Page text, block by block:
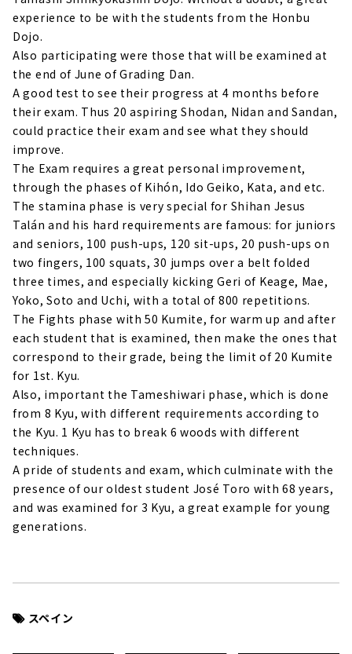
experience to be with the students from the Honbu
Dojo.
Also participating were those that will be examined at
the end of June of Grading Dan.
A good test to see their progress at 4 months before
their exam. Thus 20 aspiring Shodan, Nidan and Sandan,
could practice their exam and see what they should
improve.
The Exam requires a great personal improvement,
through the phases of Kihón, Ido Geiko, Kata, and etc.
The stamina phase is very special for Shihan Jesus
Talán and his hard requirements are famous: for juniors
and seniors, 100 push-ups, 120 sit-ups, 20 push-ups on
two fingers, 100 squats, 30 jumps over a belt folded
three times, and especially kicking Geri of Keage, Mae,
Yoko, Soto and Uchi, with a total of 800 repetitions.
The Fights phase with 50 Kumite, for warm up and after
each student that is examined, then make the ones that
correspond to their grade, being the limit of 20 Kumite
for 1st. Kyu.
Also, important the Tameshiwari phase, which is done
from 8 Kyu, with different requirements according to
the Kyu. 1 Kyu has to break 6 woods with different
techniques.
A pride of students and exam, which culminate with the
presence of our oldest student José Toro with 68 years,
and was examined for 3 Kyu, a great example for young
generations.
スペイン